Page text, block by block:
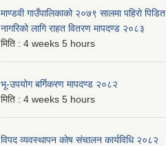
माण्डवी गाउँपालिकाको २०७९ सालमा पहिरो पिडित
नागरिको लागि राहत वितरण मापदण्ड २०८३
मिति : 4 weeks 5 hours
भू-उपयोग बर्गिकरण मापदण्ड २०८२
मिति : 4 weeks 5 hours
विपद व्यवस्थापन कोष संचालन कार्यविधि २०८२